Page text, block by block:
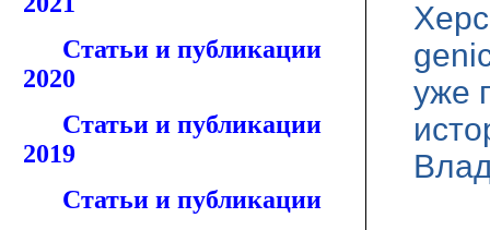
Статьи и публикации
2020
Статьи и публикации
2019
Статьи и публикации
уже